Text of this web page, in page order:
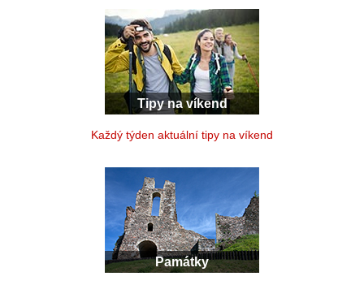
Tipy na víkend
Každý týden aktuální tipy na víkend
Památky